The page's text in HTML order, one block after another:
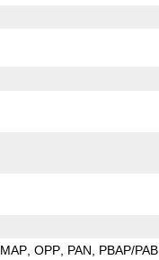
MAP OPP PAN PBAP/PAB